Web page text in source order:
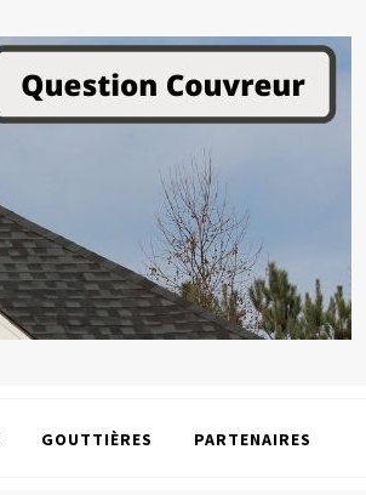
GOUTTIÈRES PARTENAIRES